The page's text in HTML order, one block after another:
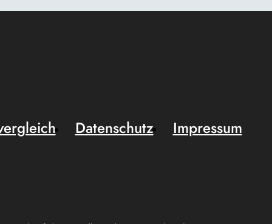
Datenschutz
Impressum